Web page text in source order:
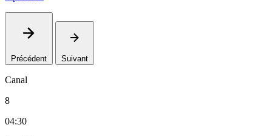
Précédent Suivant
Canal
8
04:30